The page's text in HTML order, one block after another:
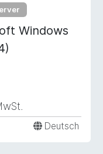
Windows
Deutsch